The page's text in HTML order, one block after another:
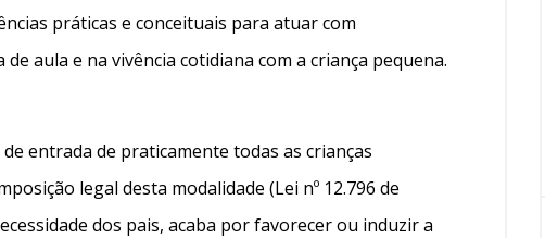
práticas e conceituais para atuar com
aula e na vivência cotidiana com a criança pequena.
entrada de praticamente todas as crianças
legal desta modalidade (Lei nº 12.796 de
dos pais, acaba por favorecer ou induzir a